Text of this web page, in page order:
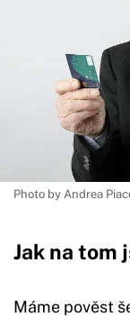
Photo by Andrea
Jak na tom
Máme pověst